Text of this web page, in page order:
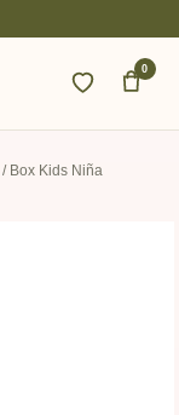
0
/ Box Kids Niña